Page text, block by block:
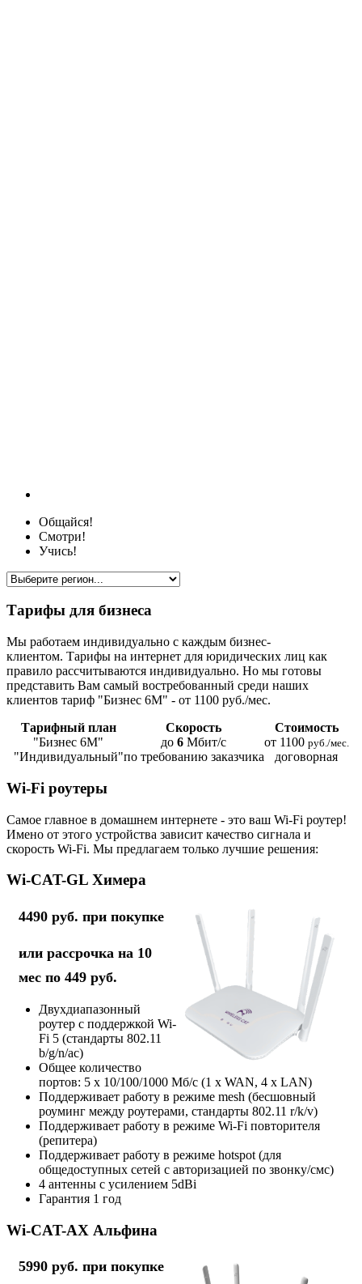
Общайся!
Смотри!
Учись!
Тарифы для бизнеса
Мы работаем индивидуально с каждым бизнес-
клиентом. Тарифы на интернет для юридических лиц как
правило рассчитываются индивидуально. Но мы готовы
представить Вам самый востребованный среди наших
клиентов тариф "Бизнес 6М" - от 1100 руб./мес.
Тарифный план
Скорость
Стоимость
"Бизнес 6М"
до 6 Мбит/с от 1100 руб./мес.
"Индивидуальный"по требованию заказчика договорная
Wi-Fi роутеры
Самое главное в домашнем интернете - это ваш Wi-Fi роутер!
Имено от этого устройства зависит качество сигнала и
скорость Wi-Fi. Мы предлагаем только лучшие решения:
Wi-CAT-GL Химера
4490 руб. при покупке
или рассрочка на 10
мес по 449 руб.
Двухдиапазонный
роутер с поддержкой Wi-
Fi 5 (стандарты 802.11
b/g/n/ac)
Общее количество
портов: 5 х 10/100/1000 Мб/с (1 x WAN, 4 x LAN)
Поддерживает работу в режиме mesh (бесшовный
роуминг между роутерами, стандарты 802.11 r/k/v)
Поддерживает работу в режиме Wi-Fi повторителя
(репитера)
Поддерживает работу в режиме hotspot (для
общедоступных сетей с авторизацией по звонку/смс)
4 антенны с усилением 5dBi
Гарантия 1 год
Wi-CAT-AX Альфина
5990 руб. при покупке